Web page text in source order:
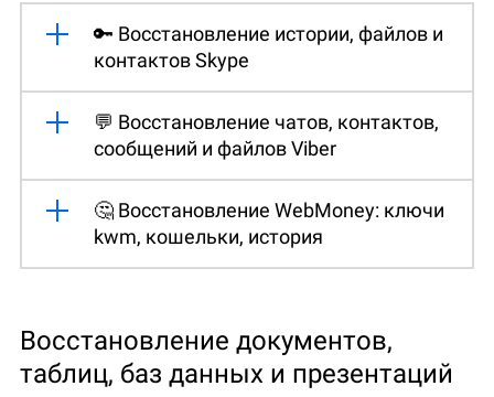
🔑 Восстановление истории, файлов и
контактов Skype
💬 Восстановление чатов, контактов,
сообщений и файлов Viber
🤔 Восстановление WebMoney: ключи
kwm, кошельки, история
Восстановление документов,
таблиц, баз данных и презентаций